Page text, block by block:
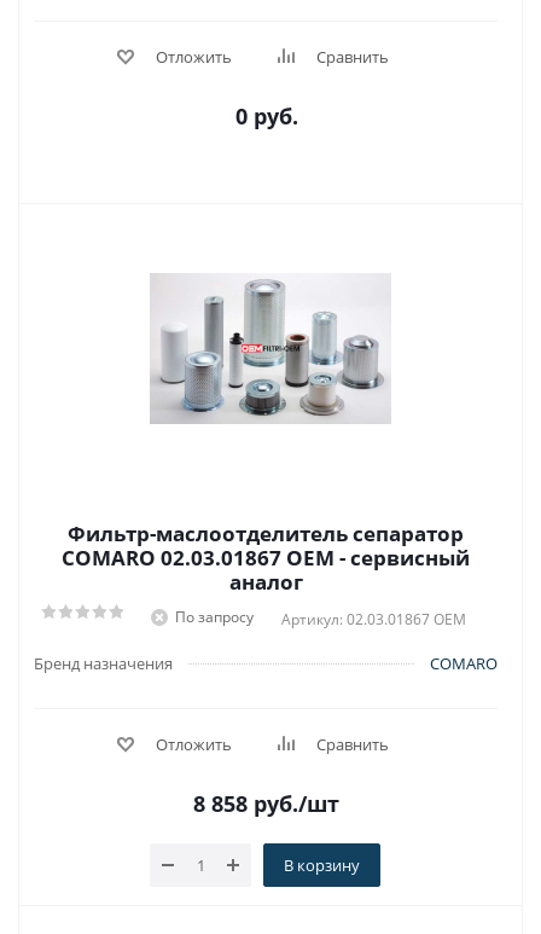
Отложить Сравнить
0 руб.
Фильтр-маслоотделитель сепаратор
COMARO 02.03.01867 OEM - сервисный
аналог
По запросу Артикул: 02.03.01867 OEM
Бренд назначения COMARO
Отложить Сравнить
8 858 руб./шт
В корзину